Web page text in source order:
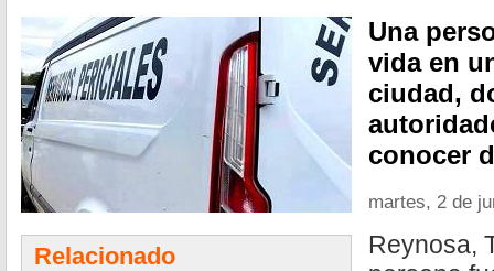
Relacionado
Una
vida en
ciudad,
conocer
martes, 2 de
Reynosa,